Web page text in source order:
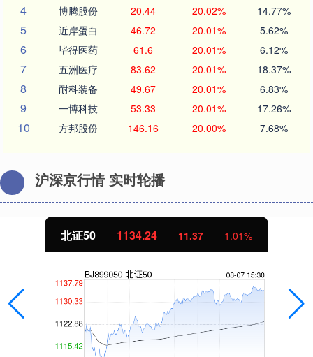
4 博腾股份 20.44 20.02% 14.77%
5 近岸蛋白 46.72 20.01% 5.62%
6 毕得医药 61.6 20.01% 6.12%
7 五洲医疗 83.62 20.01% 18.37%
8 耐科装备 49.67 20.01% 6.83%
9 一博科技 53.33 20.01% 17.26%
10 方邦股份 146.16 20.00% 7.68%
沪深京行情 实时轮播
北证50 1134.24 11.37 1.01%